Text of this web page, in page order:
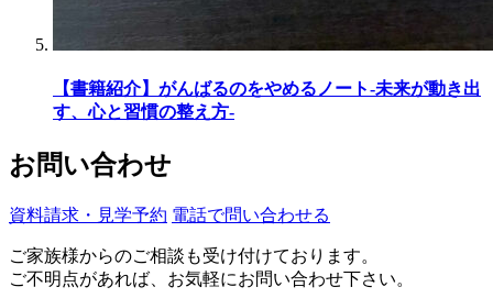
【書籍紹介】がんばるのをやめるノート-未来が動き出
す、心と習慣の整え方-
お問い合わせ
資料請求・見学予約 電話で問い合わせる
ご家族様からのご相談も受け付けております。
ご不明点があれば、お気軽にお問い合わせ下さい。